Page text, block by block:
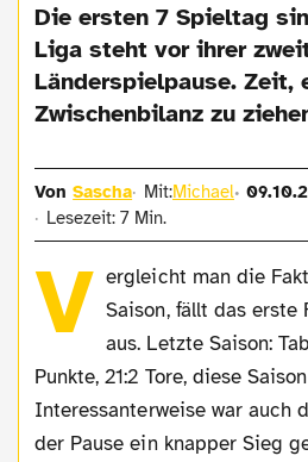
Die ersten 7 Spieltag
Liga steht vor ihrer
Länderspielpause. Zeit,
Zwischenbilanz zu
VonSascha Mit:Michael
Lesezeit: 7 Min.
V ergleicht man die
Saison, fällt das erste
aus. Letzte Saison:
Punkte, 21:2 Tore, diese
Interessanterweise war auch
der Pause ein knapper Sieg